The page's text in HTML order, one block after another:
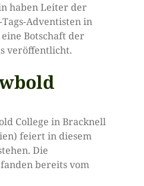
haben Leiter der
Adventisten in
Botschaft der
veröffentlicht.
College in Bracknell
feiert in diesem
Die
bereits vom